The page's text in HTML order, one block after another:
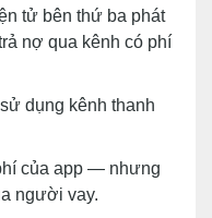
tử bên thứ ba phát
nợ qua kênh có phí
dụng kênh thanh
của app — nhưng
người vay.